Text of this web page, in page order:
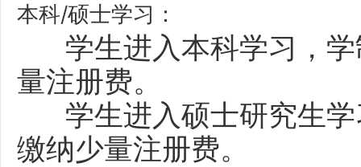
本科/硕士学习：
学生进入本科学习，学
量注册费。
学生进入硕士研究生学
缴纳少量注册费。